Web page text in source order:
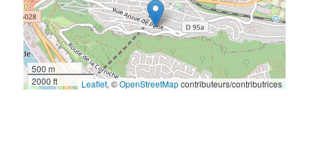
500 m
2000 ft
Leaflet, ©OpenStreetMapcontributeurs/contributrices